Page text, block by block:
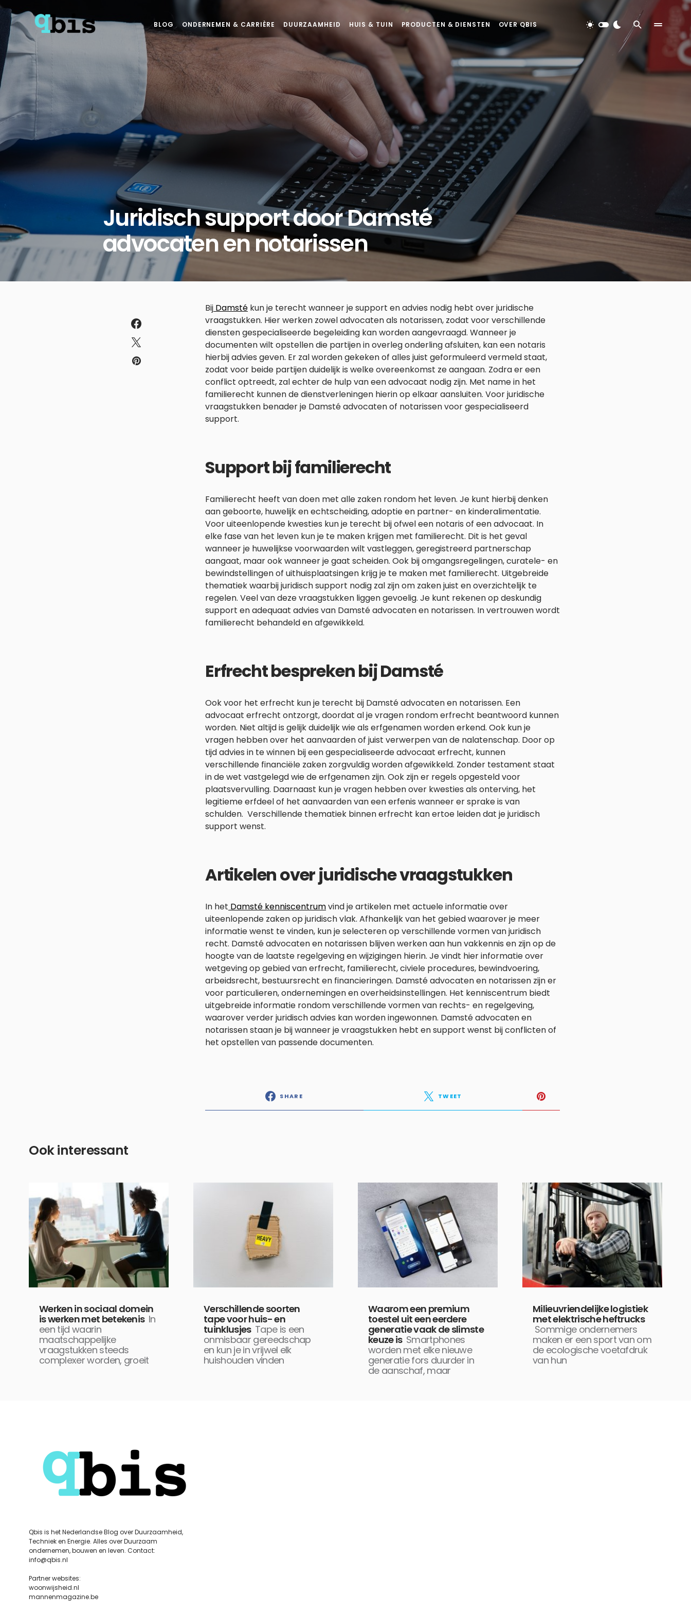
BLOG ONDERNEMEN & CARRIÈRE DUURZAAMHEID HUIS & TUIN PRODUCTEN & DIENSTEN OVER QBIS
Juridisch support door Damsté
advocaten en notarissen
Bij Damsté kun je terecht wanneer je support en advies nodig hebt over juridische
vraagstukken. Hier werken zowel advocaten als notarissen, zodat voor verschillende
diensten gespecialiseerde begeleiding kan worden aangevraagd. Wanneer je
documenten wilt opstellen die partijen in overleg onderling afsluiten, kan een notaris
hierbij advies geven. Er zal worden gekeken of alles juist geformuleerd vermeld staat,
zodat voor beide partijen duidelijk is welke overeenkomst ze aangaan. Zodra er een
conflict optreedt, zal echter de hulp van een advocaat nodig zijn. Met name in het
familierecht kunnen de dienstverleningen hierin op elkaar aansluiten. Voor juridische
vraagstukken benader je Damsté advocaten of notarissen voor gespecialiseerd
support.
Support bij familierecht
Familierecht heeft van doen met alle zaken rondom het leven. Je kunt hierbij denken
aan geboorte, huwelijk en echtscheiding, adoptie en partner- en kinderalimentatie.
Voor uiteenlopende kwesties kun je terecht bij ofwel een notaris of een advocaat. In
elke fase van het leven kun je te maken krijgen met familierecht. Dit is het geval
wanneer je huwelijkse voorwaarden wilt vastleggen, geregistreerd partnerschap
aangaat, maar ook wanneer je gaat scheiden. Ook bij omgangsregelingen, curatele- en
bewindstellingen of uithuisplaatsingen krijg je te maken met familierecht. Uitgebreide
thematiek waarbij juridisch support nodig zal zijn om zaken juist en overzichtelijk te
regelen. Veel van deze vraagstukken liggen gevoelig. Je kunt rekenen op deskundig
support en adequaat advies van Damsté advocaten en notarissen. In vertrouwen wordt
familierecht behandeld en afgewikkeld.
Erfrecht bespreken bij Damsté
Ook voor het erfrecht kun je terecht bij Damsté advocaten en notarissen. Een
advocaat erfrecht ontzorgt, doordat al je vragen rondom erfrecht beantwoord kunnen
worden. Niet altijd is gelijk duidelijk wie als erfgenamen worden erkend. Ook kun je
vragen hebben over het aanvaarden of juist verwerpen van de nalatenschap. Door op
tijd advies in te winnen bij een gespecialiseerde advocaat erfrecht, kunnen
verschillende financiële zaken zorgvuldig worden afgewikkeld. Zonder testament staat
in de wet vastgelegd wie de erfgenamen zijn. Ook zijn er regels opgesteld voor
plaatsvervulling. Daarnaast kun je vragen hebben over kwesties als onterving, het
legitieme erfdeel of het aanvaarden van een erfenis wanneer er sprake is van
schulden. Verschillende thematiek binnen erfrecht kan ertoe leiden dat je juridisch
support wenst.
Artikelen over juridische vraagstukken
In het Damsté kenniscentrumvind je artikelen met actuele informatie over
uiteenlopende zaken op juridisch vlak. Afhankelijk van het gebied waarover je meer
informatie wenst te vinden, kun je selecteren op verschillende vormen van juridisch
recht. Damsté advocaten en notarissen blijven werken aan hun vakkennis en zijn op de
hoogte van de laatste regelgeving en wijzigingen hierin. Je vindt hier informatie over
wetgeving op gebied van erfrecht, familierecht, civiele procedures, bewindvoering,
arbeidsrecht, bestuursrecht en financieringen. Damsté advocaten en notarissen zijn er
voor particulieren, ondernemingen en overheidsinstellingen. Het kenniscentrum biedt
uitgebreide informatie rondom verschillende vormen van rechts- en regelgeving,
waarover verder juridisch advies kan worden ingewonnen. Damsté advocaten en
notarissen staan je bij wanneer je vraagstukken hebt en support wenst bij conflicten of
het opstellen van passende documenten.
SHARE TWEET
Ook interessant
Werken in sociaal domein
is werken met betekenis In
een tijd waarin
maatschappelijke
vraagstukken steeds
complexer worden, groeit
Verschillende soorten
tape voor huis- en
tuinklusjes Tape is een
onmisbaar gereedschap
en kun je in vrijwel elk
huishouden vinden
Waarom een premium
toestel uit een eerdere
generatie vaak de slimste
keuze is Smartphones
worden met elke nieuwe
generatie fors duurder in
de aanschaf, maar
Milieuvriendelijke logistiek
met elektrische heftrucks
Sommige ondernemers
maken er een sport van om
de ecologische voetafdruk
van hun
Qbis is het Nederlandse Blog over Duurzaamheid,
Techniek en Energie. Alles over Duurzaam
ondernemen, bouwen en leven. Contact:
info@qbis.nl
Partner websites:
woonwijsheid.nl
mannenmagazine.be